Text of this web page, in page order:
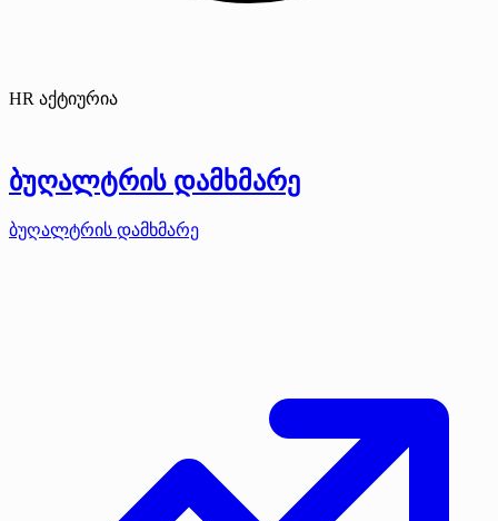
HR აქტიურია
ბუღალტრის დამხმარე
ბუღალტრის დამხმარე